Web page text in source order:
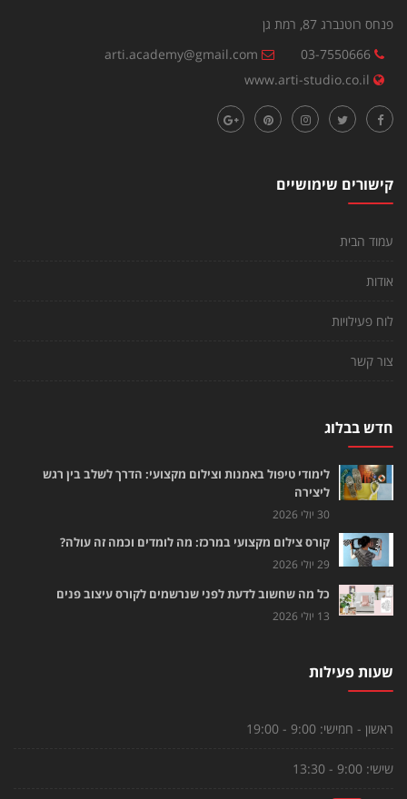
פנחס רוטנברג 87, רמת גן
03-7550666
arti.academy@gmail.com
www.arti-studio.co.il
קישורים שימושיים
עמוד הבית
אודות
לוח פעילויות
צור קשר
חדש בבלוג
לימודי טיפול באמנות וצילום מקצועי: הדרך לשלב בין רגש
ליצירה
30 יולי 2026
קורס צילום מקצועי במרכז: מה לומדים וכמה זה עולה?
29 יולי 2026
כל מה שחשוב לדעת לפני שנרשמים לקורס עיצוב פנים
13 יולי 2026
שעות פעילות
ראשון - חמישי: 9:00 - 19:00
שישי: 9:00 - 13:30